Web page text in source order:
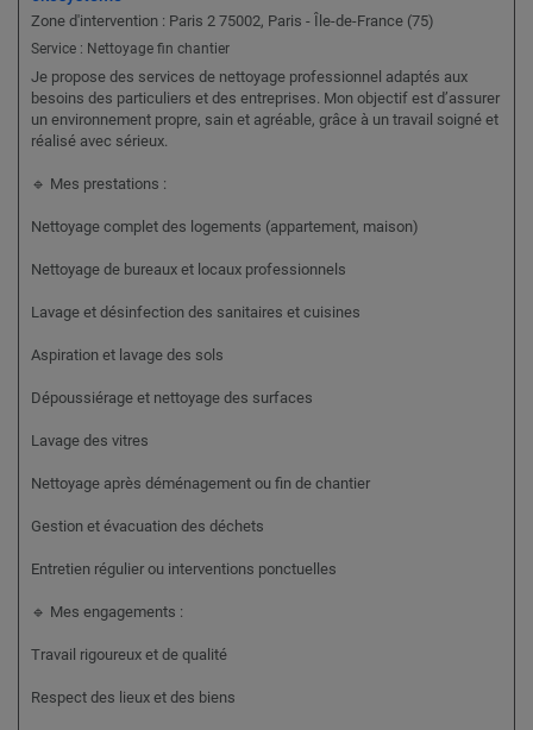
Zone d'intervention : Paris 2 75002, Paris - Île-de-France (75)
Service : Nettoyage fin chantier
Je propose des services de nettoyage professionnel adaptés aux
besoins des particuliers et des entreprises. Mon objectif est d’assurer
un environnement propre, sain et agréable, grâce à un travail soigné et
réalisé avec sérieux.
🔹 Mes prestations :
Nettoyage complet des logements (appartement, maison)
Nettoyage de bureaux et locaux professionnels
Lavage et désinfection des sanitaires et cuisines
Aspiration et lavage des sols
Dépoussiérage et nettoyage des surfaces
Lavage des vitres
Nettoyage après déménagement ou fin de chantier
Gestion et évacuation des déchets
Entretien régulier ou interventions ponctuelles
🔹 Mes engagements :
Travail rigoureux et de qualité
Respect des lieux et des biens